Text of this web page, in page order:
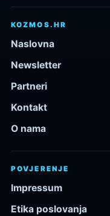
KOZMOS.HR
Naslovna
Newsletter
Partneri
Kontakt
O nama
POVJERENJE
Impressum
Etika poslovanja